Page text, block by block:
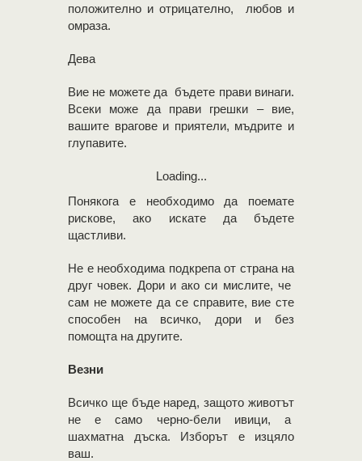
положително и отрицателно, любов и
омраза.
Дева
Вие не можете да бъдете прави винаги.
Всеки може да прави грешки – вие,
вашите врагове и приятели, мъдрите и
глупавите.
Loading...
Понякога е необходимо да поемате
рискове, ако искате да бъдете
щастливи.
Не е необходима подкрепа от страна на
друг човек. Дори и ако си мислите, че
сам не можете да се справите, вие сте
способен на всичко, дори и без
помощта на другите.
Везни
Всичко ще бъде наред, защото животът
не е само черно-бели ивици, а
шахматна дъска. Изборът е изцяло
ваш.